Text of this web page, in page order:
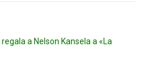
a Nelson Kansela a «La